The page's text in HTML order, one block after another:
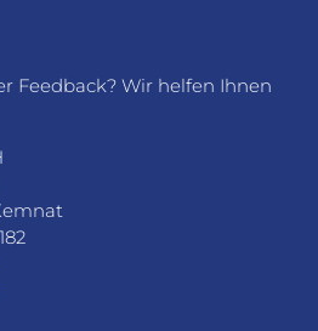
Feedback? Wir helfen Ihnen